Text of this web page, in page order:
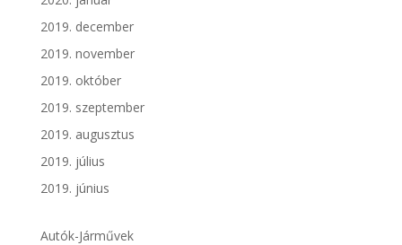
2019. december
2019. november
2019. október
2019. szeptember
2019. augusztus
2019. július
2019. június
Autók-Járművek